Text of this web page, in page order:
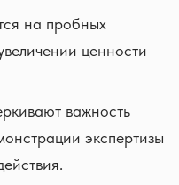
на пробных
ценности
важность
экспертизы